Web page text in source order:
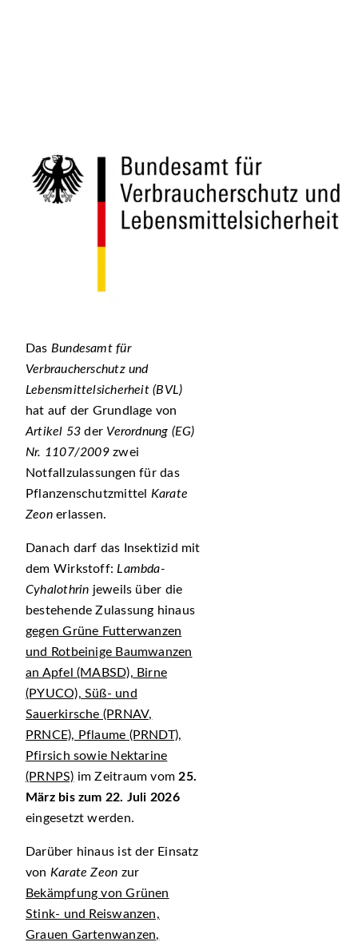
Das Bundesamt für
Verbraucherschutz und
Lebensmittelsicherheit (BVL)
hat auf der Grundlage von
Artikel 53der Verordnung (EG)
Nr. 1107/2009zwei
Notfallzulassungen für das
Pflanzenschutzmittel Karate
Zeonerlassen.
Danach darf das Insektizid mit
dem Wirkstoff: Lambda-
Cyhalothrin jeweils über die
bestehende Zulassung hinaus
gegen Grüne Futterwanzen
und Rotbeinige Baumwanzen
an Apfel (MABSD), Birne
(PYUCO), Süß- und
Sauerkirsche (PRNAV,
PRNCE), Pflaume (PRNDT),
Pfirsich sowie Nektarine
(PRNPS) im Zeitraum vom 25.
März bis zum 22. Juli 2026
eingesetzt werden.
Darüber hinaus ist der Einsatz
von Karate Zeon zur
Bekämpfung von Grünen
Stink- und Reiswanzen,
Grauen Gartenwanzen,